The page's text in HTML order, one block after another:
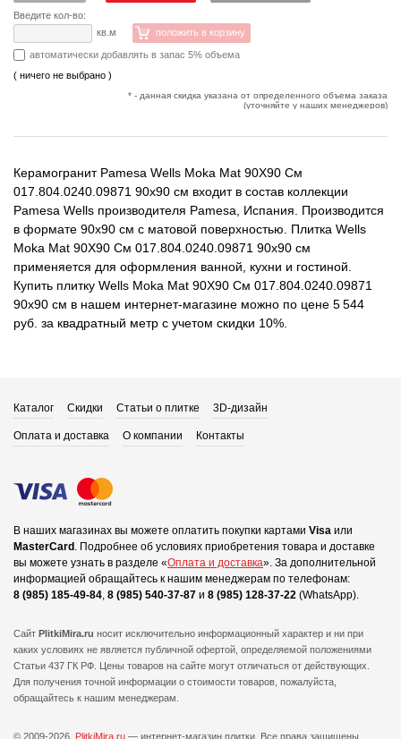
Введите кол-во:
кв.м
положить в корзину
автоматически добавлять в запас 5% объема
( ничего не выбрано )
* - данная скидка указана от определенного объема заказа
(уточняйте у наших менеджеров)
Керамогранит Pamesa Wells Moka Mat 90X90 См
017.804.0240.09871 90x90 см входит в состав коллекции
Pamesa Wells производителя Pamesa, Испания. Производится
в формате 90x90 см с матовой поверхностью. Плитка Wells
Moka Mat 90X90 См 017.804.0240.09871 90x90 см
применяется для оформления ванной, кухни и гостиной.
Купить плитку Wells Moka Mat 90X90 См 017.804.0240.09871
90x90 см в нашем интернет-магазине можно по цене 5 544
руб. за квадратный метр с учетом скидки 10%.
Каталог Скидки Статьи о плитке 3D-дизайн
Оплата и доставка О компании Контакты
В наших магазинах вы можете оплатить покупки картами Visa или
MasterCard . Подробнее об условиях приобретения товара и доставке
вы можете узнать в разделе «Оплата и доставка». За дополнительной
информацией обращайтесь к нашим менеджерам по телефонам:
8 (985) 185-49-84, 8 (985) 540-37-87 и 8 (985) 128-37-22 (WhatsApp).
Сайт PlitkiMira.ru носит исключительно информационный характер и ни при
каких условиях не является публичной офертой, определяемой положениями
Статьи 437 ГК РФ. Цены товаров на сайте могут отличаться от действующих.
Для получения точной информации о стоимости товаров, пожалуйста,
обращайтесь к нашим менеджерам.
© 2009-2026. PlitkiMira.ru — интернет-магазин плитки. Все права защищены.